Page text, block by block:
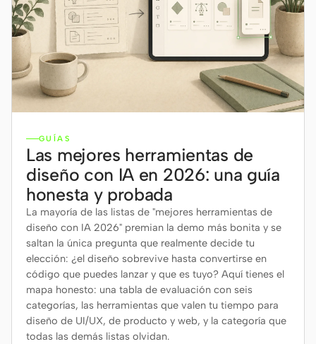
GUÍAS
Las mejores herramientas de
diseño con IA en 2026: una guía
honesta y probada
La mayoría de las listas de "mejores herramientas de
diseño con IA 2026" premian la demo más bonita y se
saltan la única pregunta que realmente decide tu
elección: ¿el diseño sobrevive hasta convertirse en
código que puedes lanzar y que es tuyo? Aquí tienes el
mapa honesto: una tabla de evaluación con seis
categorías, las herramientas que valen tu tiempo para
diseño de UI/UX, de producto y web, y la categoría que
todas las demás listas olvidan.